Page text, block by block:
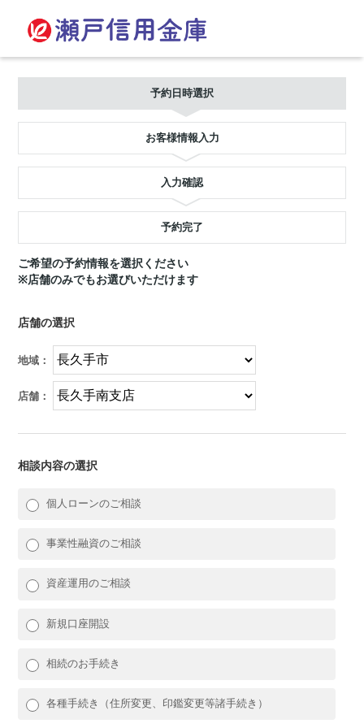
予約日時選択
お客様情報入力
入力確認
予約完了
ご希望の予約情報を選択ください
※店舗のみでもお選びいただけます
店舗の選択
地域：
店舗：
相談内容の選択
個人ローンのご相談
事業性融資のご相談
資産運用のご相談
新規口座開設
相続のお手続き
各種手続き（住所変更、印鑑変更等諸手続き）